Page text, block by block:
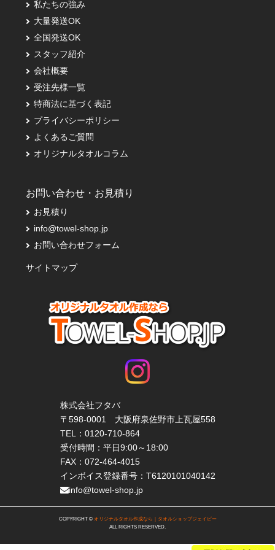
私たちの強み
大量発送OK
全国発送OK
スタッフ紹介
会社概要
受注先様一覧
特商法に基づく表記
プライバシーポリシー
よくあるご質問
オリジナルタオルコラム
お問い合わせ・お見積り
お見積り
info@towel-shop.jp
お問い合わせフォーム
サイトマップ
株式会社フタバ
〒598-0001 大阪府泉佐野市上瓦屋558
TEL： 0120-710-864
受付時間：平日9:00～18:00
FAX：072-464-4015
インボイス登録番号：T6120101040142
info@towel-shop.jp
COPYRIGHT © オリジナルタオル作成なら｜タオルショップジェイピー
ALL RIGHTS RESERVED.